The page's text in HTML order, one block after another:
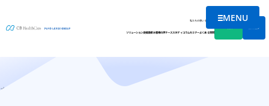
メニュー
MENU
私たちの想い会社情報
ソリューション支援実績お客様の声ケーススタディコラムセミナーよくある質問
M&A案件情報
ホーム